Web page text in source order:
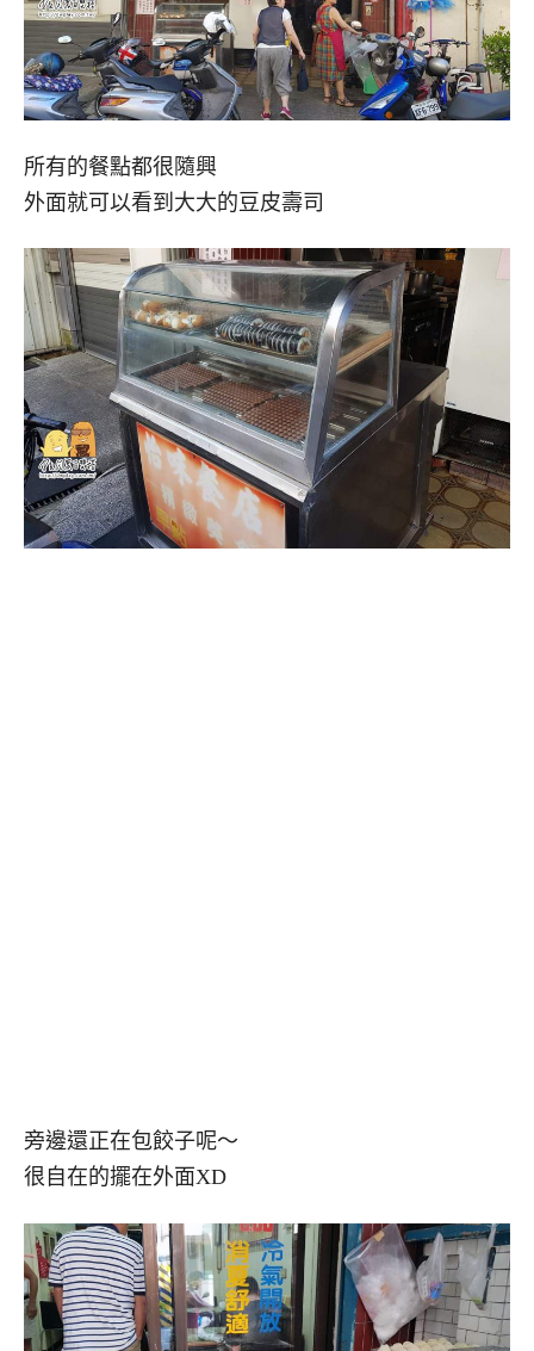
所有的餐點都很隨興
外面就可以看到大大的豆皮壽司
旁邊還正在包餃子呢～
很自在的擺在外面XD